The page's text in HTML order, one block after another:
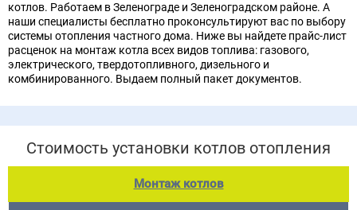
котлов. Работаем в Зеленoграде и Зеленоградском районе. А
наши специалисты бесплатно проконсультируют вас по выбору
системы отопления частного дома. Ниже вы найдете прайс-лист
расценок на монтаж котла всех видов топлива: газового,
электрического, твердотопливного, дизельного и
комбинированного. Выдаем полный пакет документов.
Стоимость установки котлов отопления
Монтаж котлов